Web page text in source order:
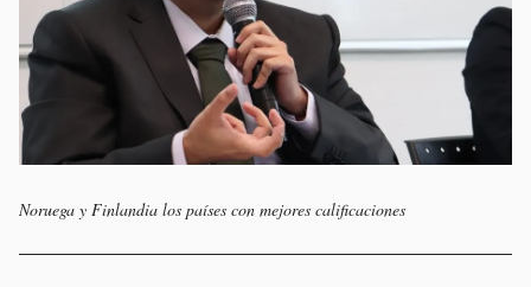
Noruega y Finlandia los países con mejores calificaciones